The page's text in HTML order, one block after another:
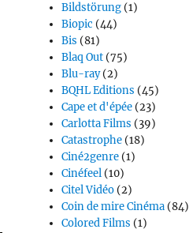
Bildstörung (1)
Biopic (44)
Bis (81)
Blaq Out (75)
Blu-ray(2)
BQHL Editions (45)
Cape et d'épée (23)
Carlotta Films (39)
Catastrophe (18)
Ciné2genre (1)
Cinéfeel (10)
Citel Vidéo (2)
Coin de mire Cinéma (84)
Colored Films (1)